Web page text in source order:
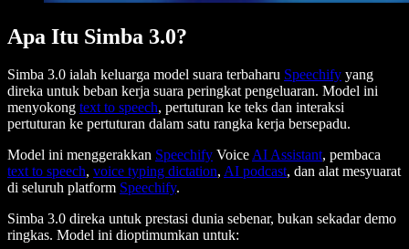
Apa Itu Simba 3.0?
Simba 3.0 ialah keluarga model suara terbaharu Speechify yang
direka untuk beban kerja suara peringkat pengeluaran. Model ini
menyokong text to speech, pertuturan ke teks dan interaksi
pertuturan ke pertuturan dalam satu rangka kerja bersepadu.
Model ini menggerakkan Speechify VoiceAI Assistant, pembaca
text to speech, voice typing dictation, AI podcast, dan alat mesyuarat
di seluruh platform Speechify.
Simba 3.0 direka untuk prestasi dunia sebenar, bukan sekadar demo
ringkas. Model ini dioptimumkan untuk: